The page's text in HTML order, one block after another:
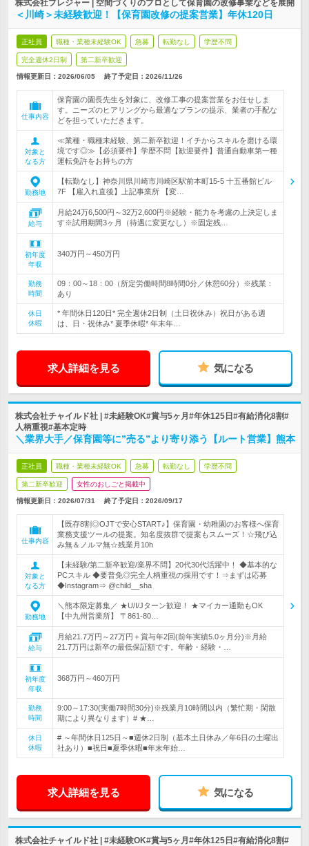
株式会社プレジャー | 空間づくりのプロとして保育園の改修事業などを展開
＜川崎＞未経験歓迎！【保育園改修の提案営業】年休120日
正社員 職種・業種未経験OK 急募 転勤なし 学歴不問
完全週休2日制 第二新卒歓迎
情報更新日：2026/06/05 終了予定日： 2026/11/26
仕事内容
保育園の園長先生を対象に、改修工事の提案営業をお任せしま
す。ニーズのヒアリングから最適なプランの提示、業者の手配な
どを担っていただきます。
対象と
なる方
≪業種・職種未経験、第二新卒歓迎！イチからスキルを磨ける環
境です◎≫【必須要件】学歴不問【歓迎要件】普通自動車第一種
運転免許をお持ちの方
勤務地
【転勤なし】神奈川県川崎市川崎区駅前本町15-5 十五番館ビル
7F 【雇入れ直後】上記事業所 【変…
給与
月給24万6,500円～32万2,600円※経験・能力を考慮の上決定しま
す※試用期間3ヶ月（待遇に変更なし）※固定残…
初年度
年収
340万円～450万円
勤務
時間
09：00～18：00（所定労働時間8時間0分／休憩60分）※残業：
あり
休日
休暇
* 年間休日120日* 完全週休2日制（土日祝休み）祝日がある週
は、日・祝休み* 夏季休暇* 年末年…
求人詳細を見る 気になる
株式会社チャイルド社 | #未経験OK#賞与5ヶ月#年休125日#有給消化8割#
人柄重視#基本定時
＼業界大手／保育園等に”売る”より寄り添う【ルート営業】熊本
正社員 職種・業種未経験OK 急募 転勤なし 学歴不問
第二新卒歓迎 女性のおしごと掲載中
情報更新日：2026/07/31 終了予定日： 2026/09/17
仕事内容
【既存8割◎OJTで安心START♪】保育園・幼稚園のお客様へ保育
業務支援ツールの提案。知名度抜群で提案もスムーズ！☆飛び込
み無＆ノルマ無☆残業月10h
対象と
なる方
【未経験/第二新卒歓迎/業界不問】20代30代活躍中！ ◆基本的な
PCスキル ◆要普免◎完全人柄重視の採用です！⇒まずは応募
◆Instagram⇒ @child__sha
勤務地
＼熊本限定募集／ ★U/I/Jターン歓迎！ ★マイカー通勤もOK
【中九州営業所】 〒861-80…
給与
月給21.7万円～27万円＋賞与年2回(前年実績5.0ヶ月分)※月給
21.7万円は新卒の最低保証額です。年齢・経験・…
初年度
年収
368万円～460万円
勤務
時間
9:00～17:30(実働7時間30分)※残業月10時間以内（繁忙期・閑散
期により異なります）# ★…
休日
休暇
# ～年間休日125日～■週休2日制（基本土日休み／年6日の土曜出
社あり）■祝日■夏季休暇■年末年始…
求人詳細を見る 気になる
株式会社チャイルド社 | #未経験OK#賞与5ヶ月#年休125日#有給消化8割#